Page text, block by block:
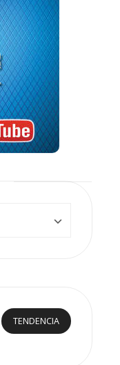
TENDENCIA